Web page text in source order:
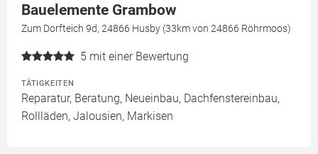
Bauelemente Grambow
Zum Dorfteich 9d, 24866 Husby (33km von 24866 Röhrmoos)
5 mit einer Bewertung
TÄTIGKEITEN
Reparatur, Beratung, Neueinbau, Dachfenstereinbau,
Rollläden, Jalousien, Markisen